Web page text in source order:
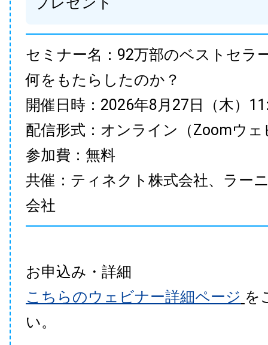
セミナー名：92万部のベストセラ
何をもたらしたのか？
開催日時：2026年8月27日（木）
配信形式：オンライン（Zoomウェ
参加費：無料
共催：ティネクト株式会社、ラー
会社
お申込み・詳細
こちらのウェビナー詳細ページ を
い。